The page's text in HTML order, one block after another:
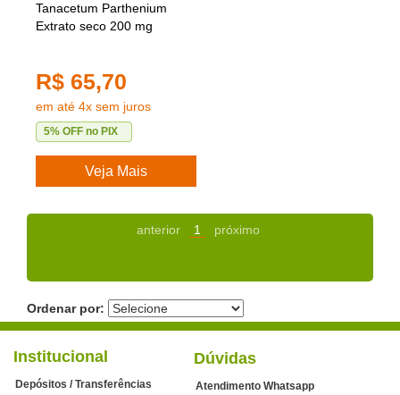
Tanacetum Parthenium
Extrato seco 200 mg
R$ 65,70
em até 4x sem juros
5% OFF no PIX
Veja Mais
anterior 1 próximo
Ordenar por:
Institucional
Depósitos / Transferências
Dúvidas
Atendimento Whatsapp